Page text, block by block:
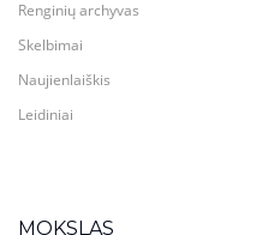
Renginių archyvas
Skelbimai
Naujienlaiškis
Leidiniai
MOKSLAS